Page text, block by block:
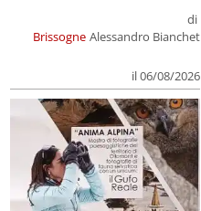
Brissogne
di
Alessandro Bianchet
il 06/08/2026